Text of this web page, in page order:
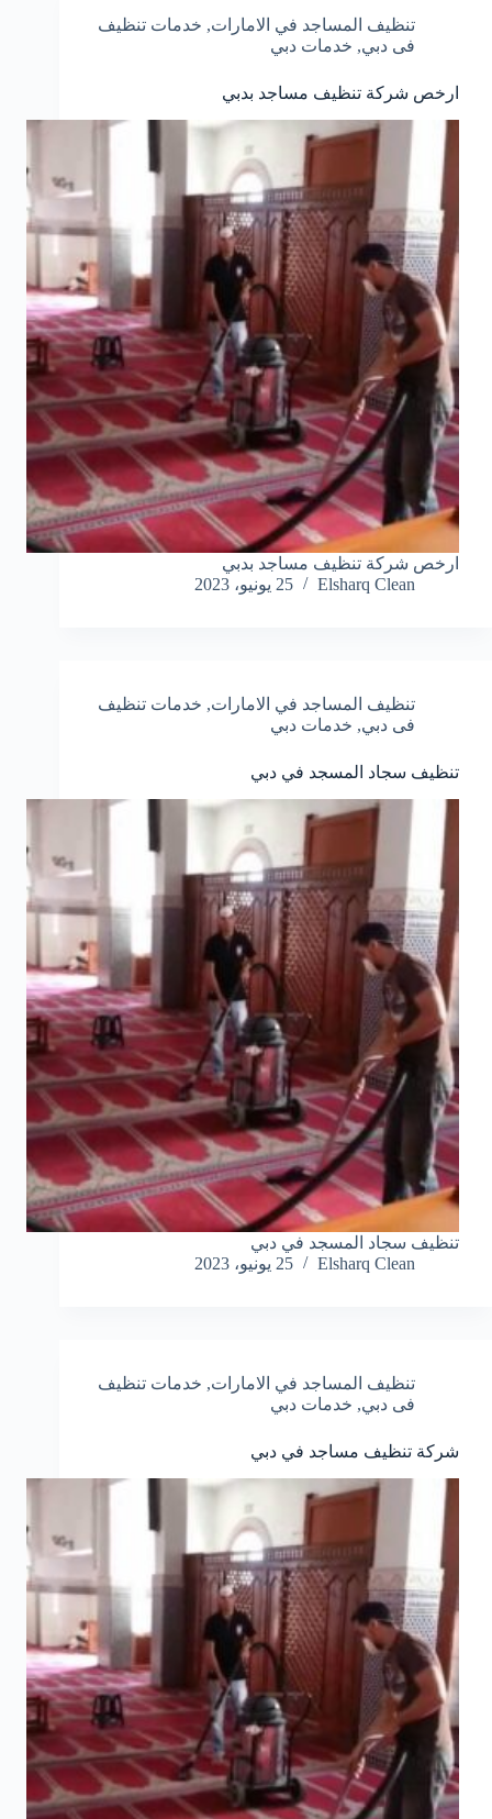
تنظيف المساجد في الامارات, خدمات تنظيف
فى دبي, خدمات دبي
ارخص شركة تنظيف مساجد بدبي
ارخص شركة تنظيف مساجد بدبي
Elsharq Clean
25 يونيو، 2023
تنظيف المساجد في الامارات, خدمات تنظيف
فى دبي, خدمات دبي
تنظيف سجاد المسجد في دبي
تنظيف سجاد المسجد في دبي
Elsharq Clean
25 يونيو، 2023
تنظيف المساجد في الامارات, خدمات تنظيف
فى دبي, خدمات دبي
شركة تنظيف مساجد في دبي